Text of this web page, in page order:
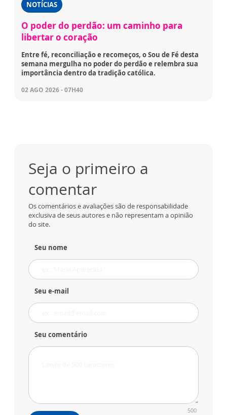
NOTÍCIAS
O poder do perdão: um caminho para
libertar o coração
Entre fé, reconciliação e recomeços, o Sou de Fé desta
semana mergulha no poder do perdão e relembra sua
importância dentro da tradição católica.
02 AGO 2026 - 07H40
Seja o primeiro a
comentar
Os comentários e avaliações são de responsabilidade
exclusiva de seus autores e não representam a opinião
do site.
Seu nome
Seu e-mail
Seu comentário
500